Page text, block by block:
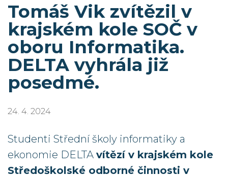
Tomáš Vik zvítězil v
krajském kole SOČ v
oboru Informatika.
DELTA vyhrála již
posedmé.
24. 4. 2024
Studenti Střední školy informatiky a
ekonomie DELTA vítězí v krajském kole
Středoškolské odborné činnosti v